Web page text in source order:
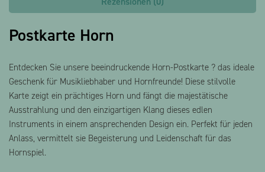
Postkarte Horn
Entdecken Sie unsere beeindruckende Horn-Postkarte ? das ideale
Geschenk für Musikliebhaber und Hornfreunde! Diese stilvolle
Karte zeigt ein prächtiges Horn und fängt die majestätische
Ausstrahlung und den einzigartigen Klang dieses edlen
Instruments in einem ansprechenden Design ein. Perfekt für jeden
Anlass, vermittelt sie Begeisterung und Leidenschaft für das
Hornspiel.